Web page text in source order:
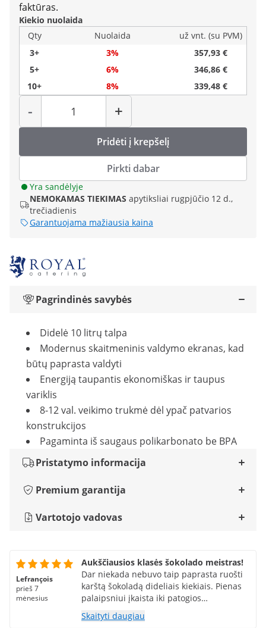
faktūras.
Kiekio nuolaida
Qty
Nuolaida
už vnt. (su PVM)
3+
3%
357,93 €
5+
6%
346,86 €
10+
8% 339,48 €
-
Kiekis
+
Pridėti į krepšelį
Pirkti dabar
Yra sandėlyje
NEMOKAMAS TIEKIMAS apytiksliai rugpjūčio 12 d.,
trečiadienis
Garantuojama mažiausia kaina
Pagrindinės savybės
Didelė 10 litrų talpa
Modernus skaitmeninis valdymo ekranas, kad
būtų paprasta valdyti
Energiją taupantis ekonomiškas ir taupus
variklis
8-12 val. veikimo trukmė dėl ypač patvarios
konstrukcijos
Pagaminta iš saugaus polikarbonato be BPA
Pristatymo informacija
Premium garantija
Vartotojo vadovas
Lefrançois
prieš 7
mėnesius
Aukščiausios klasės šokolado meistras!
Dar niekada nebuvo taip paprasta ruošti
karštą šokoladą dideliais kiekiais. Pienas
palaipsniui įkaista iki patogios
temperatūros, kad klientai galėtų jį gerti.
Pienas nepridega, o valymas greitas ir
Skaityti daugiau